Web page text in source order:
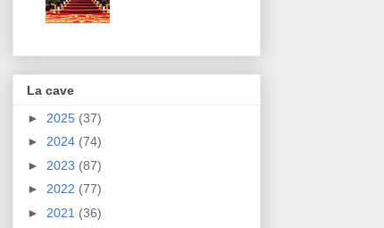
La cave
► 2025 (37)
► 2024 (74)
► 2023 (87)
► 2022 (77)
► 2021 (36)